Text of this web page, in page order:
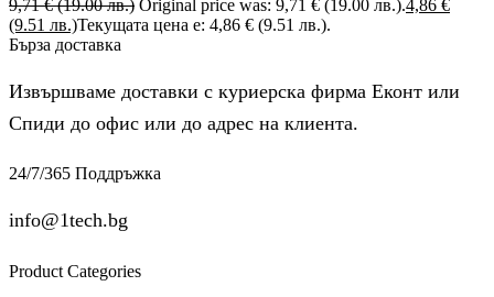
9,71€ (19.00 лв.) Original price was: 9,71 € (19.00 лв.).4,86 €
(9.51 лв.)Текущата цена е: 4,86 € (9.51 лв.).
Бърза доставка
Извършваме доставки с куриерска фирма Еконт или
Спиди до офис или до адрес на клиента.
24/7/365 Поддръжка
info@1tech.bg
Product Categories